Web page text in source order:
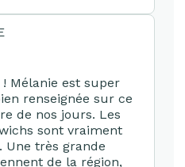
Mélanie est super
renseignée sur ce
de nos jours. Les
sont vraiment
Une très grande
de la région,